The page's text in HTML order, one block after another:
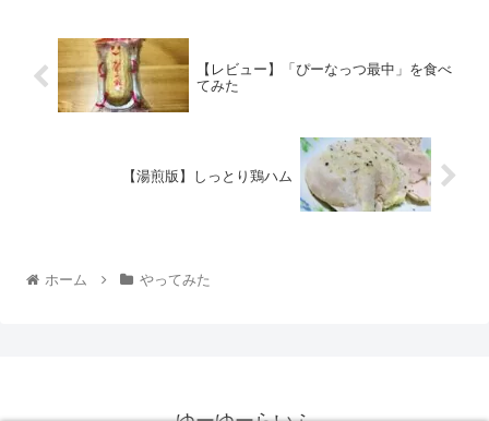
【レビュー】「ぴーなっつ最中」を食べ
てみた
【湯煎版】しっとり鶏ハム
ホーム やってみた